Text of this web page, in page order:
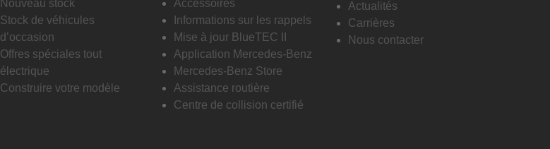
Nouveau stock
Stock de véhicules
d’occasion
Offres spéciales tout
électrique
Construire votre modèle
Accessoires
Informations sur les rappels
Mise à jour BlueTEC II
Application Mercedes-Benz
Mercedes-Benz Store
Assistance routière
Centre de collision certifié
Actualités
Carrières
Nous contacter